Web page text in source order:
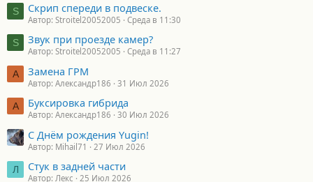
S Скрип спереди в подвеске.
Автор: Stroitel20052005 Среда в 11:30
S Звук при проезде камер?
Автор: Stroitel20052005 Среда в 11:27
А Замена ГРМ
Автор: Александр186 31 Июл 2026
А Буксировка гибрида
Автор: Александр186 30 Июл 2026
С Днём рождения Yugin!
Автор: Mihail71 27 Июл 2026
Л Стук в задней части
Автор: Лекс 25 Июл 2026